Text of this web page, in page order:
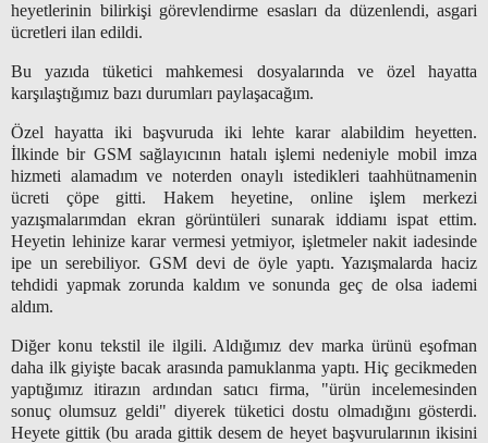
heyetlerinin bilirkişi görevlendirme esasları da düzenlendi, asgari
ücretleri ilan edildi.
Bu yazıda tüketici mahkemesi dosyalarında ve özel hayatta
karşılaştığımız bazı durumları paylaşacağım.
Özel hayatta iki başvuruda iki lehte karar alabildim heyetten.
İlkinde bir GSM sağlayıcının hatalı işlemi nedeniyle mobil imza
hizmeti alamadım ve noterden onaylı istedikleri taahhütnamenin
ücreti çöpe gitti. Hakem heyetine, online işlem merkezi
yazışmalarımdan ekran görüntüleri sunarak iddiamı ispat ettim.
Heyetin lehinize karar vermesi yetmiyor, işletmeler nakit iadesinde
ipe un serebiliyor. GSM devi de öyle yaptı. Yazışmalarda haciz
tehdidi yapmak zorunda kaldım ve sonunda geç de olsa iademi
aldım.
Diğer konu tekstil ile ilgili. Aldığımız dev marka ürünü eşofman
daha ilk giyişte bacak arasında pamuklanma yaptı. Hiç gecikmeden
yaptığımız itirazın ardından satıcı firma, "ürün incelemesinden
sonuç olumsuz geldi" diyerek tüketici dostu olmadığını gösterdi.
Heyete gittik (bu arada gittik desem de heyet başvurularının ikisini